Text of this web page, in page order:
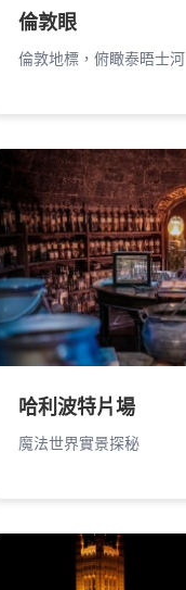
倫敦眼
倫敦地標，俯瞰泰晤士河
哈利波特片場
魔法世界實景探秘